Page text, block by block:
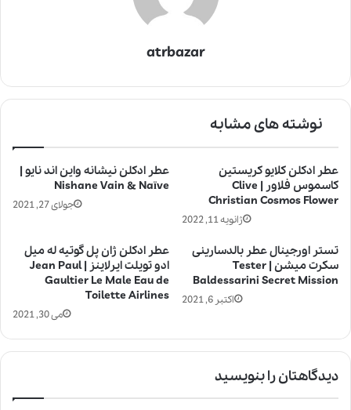
atrbazar
نوشته های مشابه
عطر ادکلن نیشانه واین اند نایو |
Nishane Vain & Naïve
جولای 27, 2021
عطر ادکلن کلایو کریستین
کاسموس فلاور | Clive
Christian Cosmos Flower
ژانویه 11, 2022
عطر ادکلن ژان پل گوتیه له میل
ادو تویلت ایرلاینز | Jean Paul
Gaultier Le Male Eau de
Toilette Airlines
می 30, 2021
تستر اورجینال عطر بالدسارینی
سکرت میشن | Tester
Baldessarini Secret Mission
اکتبر 6, 2021
دیدگاهتان را بنویسید